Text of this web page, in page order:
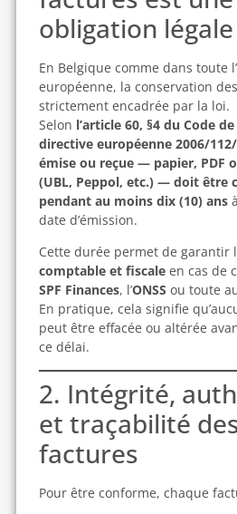
obligation légale
En Belgique comme dans toute
européenne, la conservation
strictement encadrée par la loi.
Selon l’article 60, §4 du Code de
directive européenne 2006/112/
émise ou reçue — papier, PDF
(UBL, Peppol, etc.) — doit être
pendant au moins dix (10) ans
date d’émission.
Cette durée permet de garantir
comptable et fiscaleen cas de
SPF Finances, l’ONSS ou toute
En pratique, cela signifie
peut être effacée ou altérée
ce délai.
2. Intégrité,
et traçabilité
factures
Pour être conforme, chaque